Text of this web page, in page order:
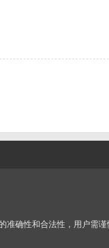
确性和合法性，用户需